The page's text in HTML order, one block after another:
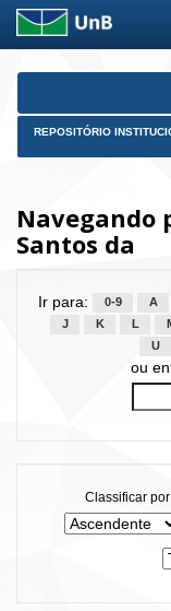
Skip
REPOSITÓRIO
Navegando
Santos da
Ir para: 0-9 A
J
K L
U
ou
Classificar